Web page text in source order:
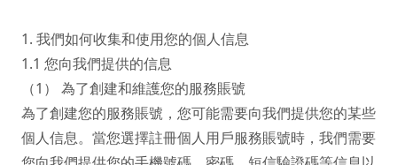
1. 我們如何收集和使用您的個人信息
1.1 您向我們提供的信息
（1） 為了創建和維護您的服務賬號
為了創建您的服務賬號，您可能需要向我們提供您的某些
個人信息。當您選擇註冊個人用戶服務賬號時，我們需要